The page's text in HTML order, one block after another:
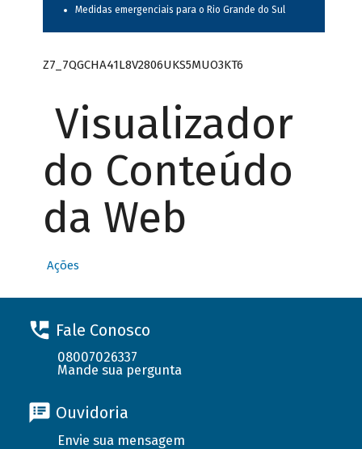
Medidas emergenciais para o Rio Grande do Sul
Z7_7QGCHA41L8V2806UKS5MUO3KT6
Visualizador
do Conteúdo
da Web
Ações
Fale Conosco
08007026337
Mande sua pergunta
Ouvidoria
Envie sua mensagem